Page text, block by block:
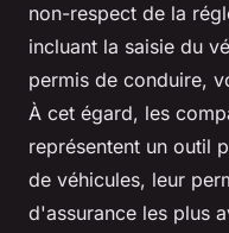
non-respect de la
incluant la saisie du
permis de conduire,
À cet égard, les
représentent un outil
de véhicules, leur
d'assurance les plus